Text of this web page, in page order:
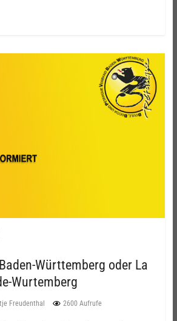
Württemberg oder La
Wurtemberg
Freudenthal 2600 Aufrufe